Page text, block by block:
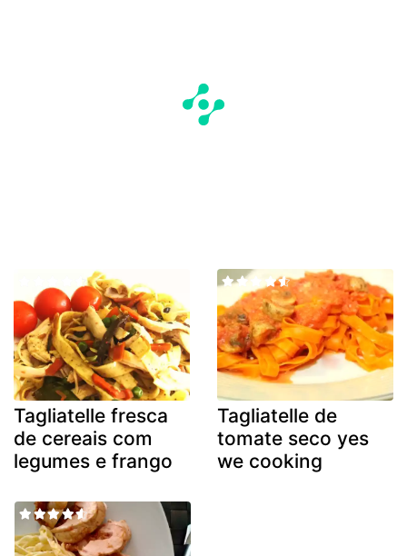
Tagliatelle fresca
de cereais com
legumes e frango
Tagliatelle de
tomate seco yes
we cooking